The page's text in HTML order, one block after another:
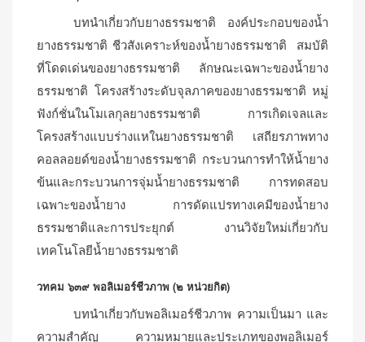
บทนำเกี่ยวกับยางธรรมชาติ องค์ประกอบของน้ำ
ยางธรรมชาติ ชีวสังเคราะห์ของน้ำยางธรรมชาติ สมบัติ
ที่โดดเด่นของยางธรรมชาติ ลักษณะเฉพาะของน้ำยาง
ธรรมชาติ โครงสร้างระดับจุลภาคของยางธรรมชาติ หมู่
ฟังก์ชั่นในโมเลกุลยางธรรมชาติ การเกิดเจลและ
โครงสร้างแบบร่างแหในยางธรรมชาติ เสถียรภาพทาง
คอลลอยด์ของน้ำยางธรรมชาติ กระบวนการทำให้น้ำยาง
ข้นและกระบวนการจุ่มน้ำยางธรรมชาติ การทดสอบ
เฉพาะของน้ำยาง การดัดแปรทางเคมีของน้ำยาง
ธรรมชาติและการประยุกต์ งานวิจัยใหม่เกี่ยวกับ
เทคโนโลยีน้ำยางธรรมชาติ
วทคม ๖๓๙ พอลิเมอร์ชีวภาพ (๒ หน่วยกิต)
บทนำเกี่ยวกับพอลิเมอร์ชีวภาพ ความเป็นมา และ
ความสำคัญ ความหมายและประเภทของพอลิเมอร์